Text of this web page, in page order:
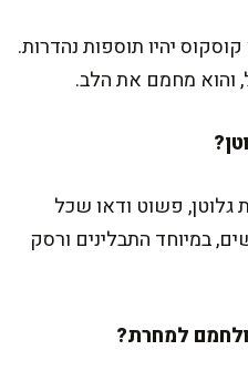
יהיו תוספות נהדרות.
מחמם את הלב.
פשוט ודאו שכל
במיוחד התבלינים ורסק